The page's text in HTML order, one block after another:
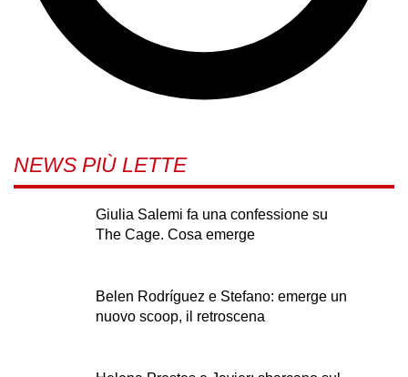
NEWS PIÙ LETTE
Giulia Salemi fa una confessione su
The Cage. Cosa emerge
Belen Rodríguez e Stefano: emerge un
nuovo scoop, il retroscena